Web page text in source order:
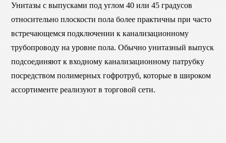
Унитазы с выпусками под углом 40 или 45 градусов
относительно плоскости пола более практичны при часто
встречающемся подключении к канализационному
трубопроводу на уровне пола. Обычно унитазный выпуск
подсоединяют к входному канализационному патрубку
посредством полимерных гофротруб, которые в широком
ассортименте реализуют в торговой сети.